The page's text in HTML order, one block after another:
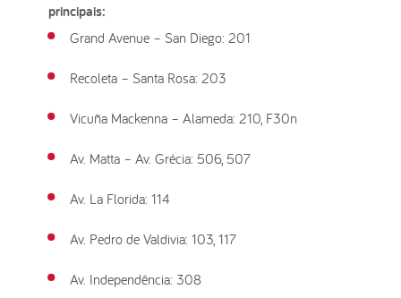
principais:
Grand Avenue – San Diego: 201
Recoleta – Santa Rosa: 203
Vicuña Mackenna – Alameda: 210, F30n
Av. Matta – Av. Grécia: 506, 507
Av. La Florida: 114
Av. Pedro de Valdivia: 103, 117
Av. Independência: 308